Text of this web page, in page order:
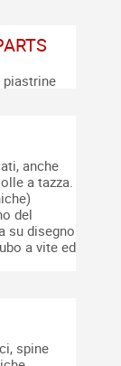
piastrine
anche
a tazza.
del
su disegno
a vite ed
spine